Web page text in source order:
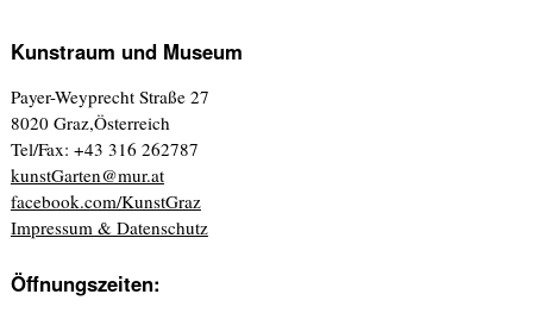
Kunstraum und Museum
Payer-Weyprecht Straße 27
8020 Graz,Österreich
Tel/Fax: +43 316 262787
kunstGarten@mur.at
facebook.com/KunstGraz
Impressum & Datenschutz
Öffnungszeiten: